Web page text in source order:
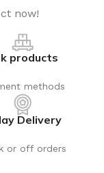
now!
products
methods
Delivery
or off orders